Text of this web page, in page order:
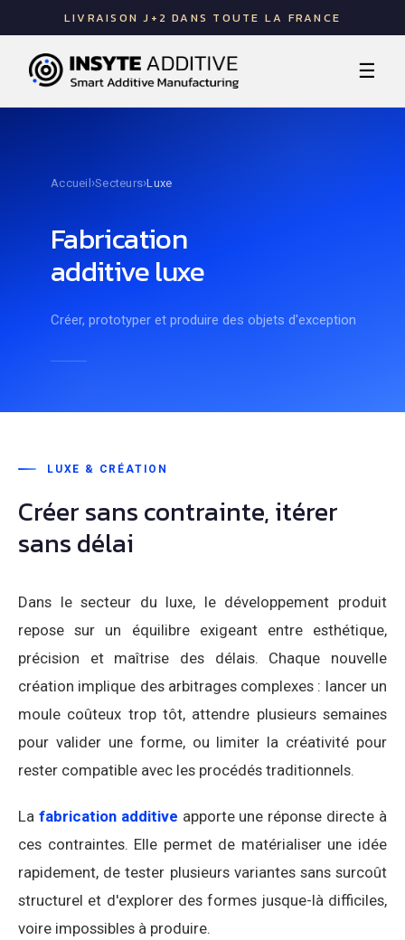
LIVRAISON J+2 DANS TOUTE LA FRANCE
☰
Accueil›Secteurs›Luxe
Fabrication
additive luxe
Créer, prototyper et produire des objets d'exception
LUXE & CRÉATION
Créer sans contrainte, itérer
sans délai
Dans le secteur du luxe, le développement produit
repose sur un équilibre exigeant entre esthétique,
précision et maîtrise des délais. Chaque nouvelle
création implique des arbitrages complexes : lancer un
moule coûteux trop tôt, attendre plusieurs semaines
pour valider une forme, ou limiter la créativité pour
rester compatible avec les procédés traditionnels.
La fabrication additive apporte une réponse directe à
ces contraintes. Elle permet de matérialiser une idée
rapidement, de tester plusieurs variantes sans surcoût
structurel et d'explorer des formes jusque-là difficiles,
voire impossibles à produire.